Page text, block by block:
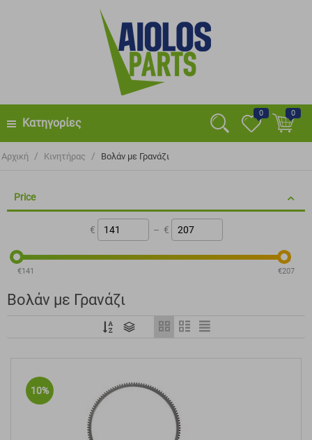
Κατηγορίες
0 0
Αρχική / Κινητήρας / Βολάν με Γρανάζι
Price
€ – €
‎€141 ‎€207
Βολάν με Γρανάζι
10%